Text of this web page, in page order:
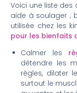
Voici une liste
aide à soulager ;
utilisée chez les
pour les bienfaits
Calmer les
détendre les
règles, dilater
surtout le